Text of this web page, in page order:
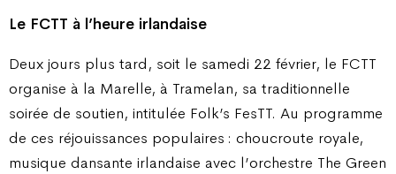
Le FCTT à l’heure irlandaise
Deux jours plus tard, soit le samedi 22 février, le FCTT
organise à la Marelle, à Tramelan, sa traditionnelle
soirée de soutien, intitulée Folk’s FesTT. Au programme
de ces réjouissances populaires : choucroute royale,
musique dansante irlandaise avec l’orchestre The Green